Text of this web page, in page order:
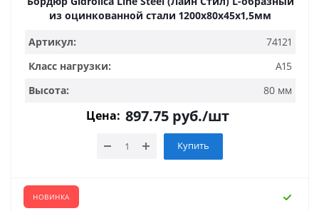
из оцинкованной стали 1200х80х45х1,5мм
Артикул:
74121
Класс нагрузки:
А15
Высота:
80 мм
Цена: 897.75 руб./шт
Купить
НОВИНКА